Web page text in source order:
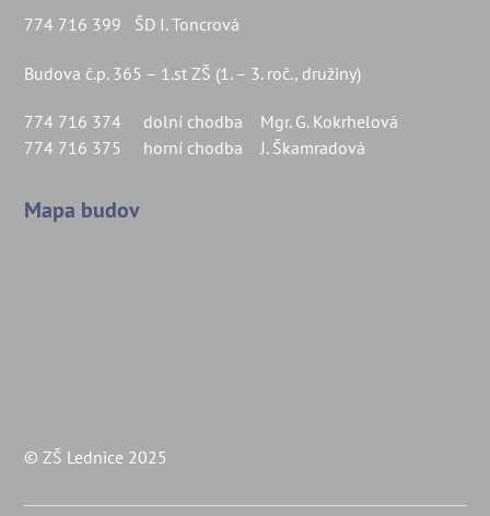
774 716 399 ŠD I. Toncrová
Budova č.p. 365 – 1.st ZŠ (1. – 3. roč., družiny)
774 716 374 dolní chodba Mgr. G. Kokrhelová
774 716 375 horní chodba J. Škamradová
Mapa budov
© ZŠ Lednice 2025